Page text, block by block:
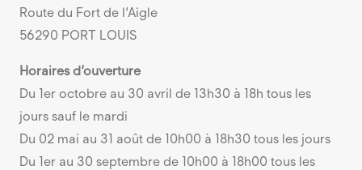
Route du Fort de l’Aigle
56290 PORT LOUIS
Horaires d’ouverture
Du 1er octobre au 30 avril de 13h30 à 18h tous les
jours sauf le mardi
Du 02 mai au 31 août de 10h00 à 18h30 tous les jours
Du 1er au 30 septembre de 10h00 à 18h00 tous les